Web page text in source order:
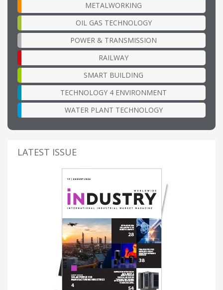
METALWORKING
OIL GAS TECHNOLOGY
POWER & TRANSMISSION
RAILWAY
SMART BUILDING
TECHNOLOGY 4 ENVIRONMENT
WATER PLANT TECHNOLOGY
LATEST ISSUE